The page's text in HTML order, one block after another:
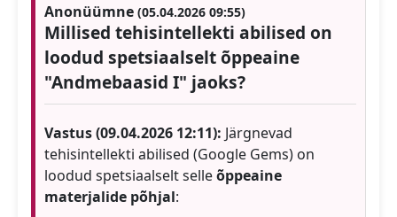
Anonüümne (05.04.2026 09:55)
Millised tehisintellekti abilised on
loodud spetsiaalselt õppeaine
"Andmebaasid I" jaoks?
Vastus (09.04.2026 12:11): Järgnevad
tehisintellekti abilised (Google Gems) on
loodud spetsiaalselt selleõppeaine
materjalide põhjal: